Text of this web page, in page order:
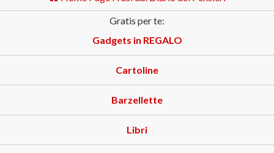
Gratis per te:
Gadgets in REGALO
Cartoline
Barzellette
Libri